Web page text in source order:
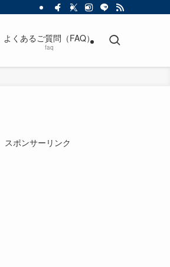
よくあるご質問（FAQ）
faq
スポンサーリンク